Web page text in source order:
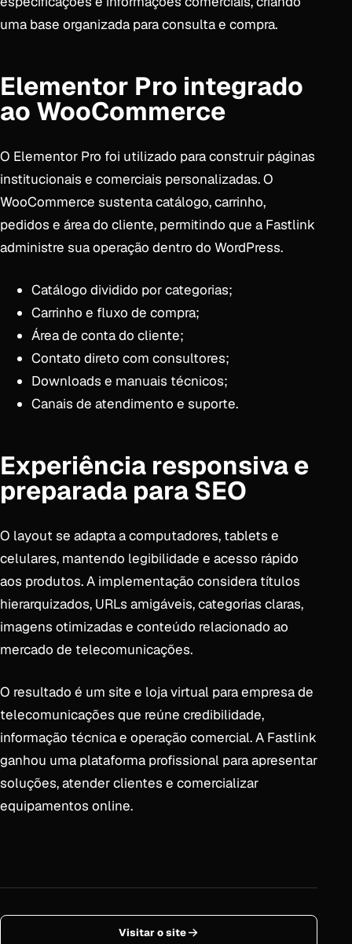
uma base organizada para consulta e compra.
Elementor Pro integrado
ao WooCommerce
O Elementor Pro foi utilizado para construir páginas
institucionais e comerciais personalizadas. O
WooCommerce sustenta catálogo, carrinho,
pedidos e área do cliente, permitindo que a Fastlink
administre sua operação dentro do WordPress.
Catálogo dividido por categorias;
Carrinho e fluxo de compra;
Área de conta do cliente;
Contato direto com consultores;
Downloads e manuais técnicos;
Canais de atendimento e suporte.
Experiência responsiva e
preparada para SEO
O layout se adapta a computadores, tablets e
celulares, mantendo legibilidade e acesso rápido
aos produtos. A implementação considera títulos
hierarquizados, URLs amigáveis, categorias claras,
imagens otimizadas e conteúdo relacionado ao
mercado de telecomunicações.
O resultado é um site e loja virtual para empresa de
telecomunicações que reúne credibilidade,
informação técnica e operação comercial. A Fastlink
ganhou uma plataforma profissional para apresentar
soluções, atender clientes e comercializar
equipamentos online.
Visitar o site